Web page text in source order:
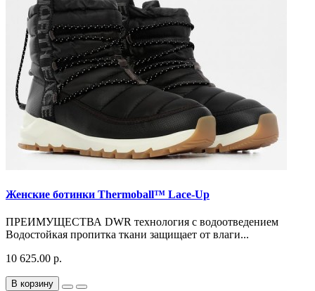
Женские ботинки Thermoball™ Lace-Up
ПРЕИМУЩЕСТВА DWR технология с водоотведением
Водостойкая пропитка ткани защищает от влаги...
10 625.00 р.
В корзину